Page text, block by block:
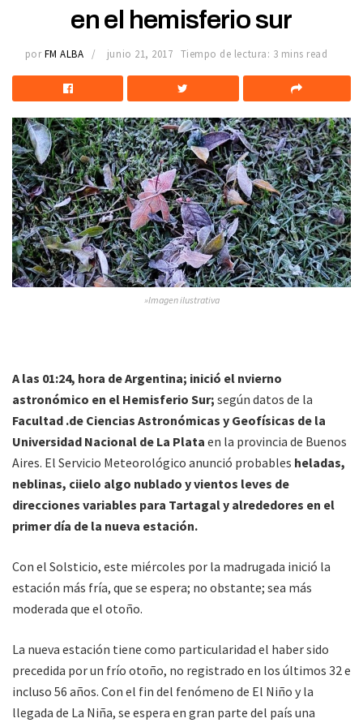
en el hemisferio sur
por FM ALBA junio 21, 2017 Tiempo de lectura: 3 mins read
»Imagen ilustrativa
A las 01:24, hora de Argentina; inició el nvierno
astronómico en el Hemisferio Sur; según datos de la
Facultad .de Ciencias Astronómicas y Geofísicas de la
Universidad Nacional de La Plata en la provincia de Buenos
Aires. El Servicio Meteorológico anunció probables heladas,
neblinas, ciielo algo nublado y vientos leves de
direcciones variables para Tartagal y alrededores en el
primer día de la nueva estación.
Con el Solsticio, este miércoles por la madrugada inició la
estación más fría, que se espera; no obstante; sea más
moderada que el otoño.
La nueva estación tiene como particularidad el haber sido
precedida por un frío otoño, no registrado en los últimos 32 e
incluso 56 años. Con el fin del fenómeno de El Niño y la
llegada de La Niña, se espera en gran parte del país una